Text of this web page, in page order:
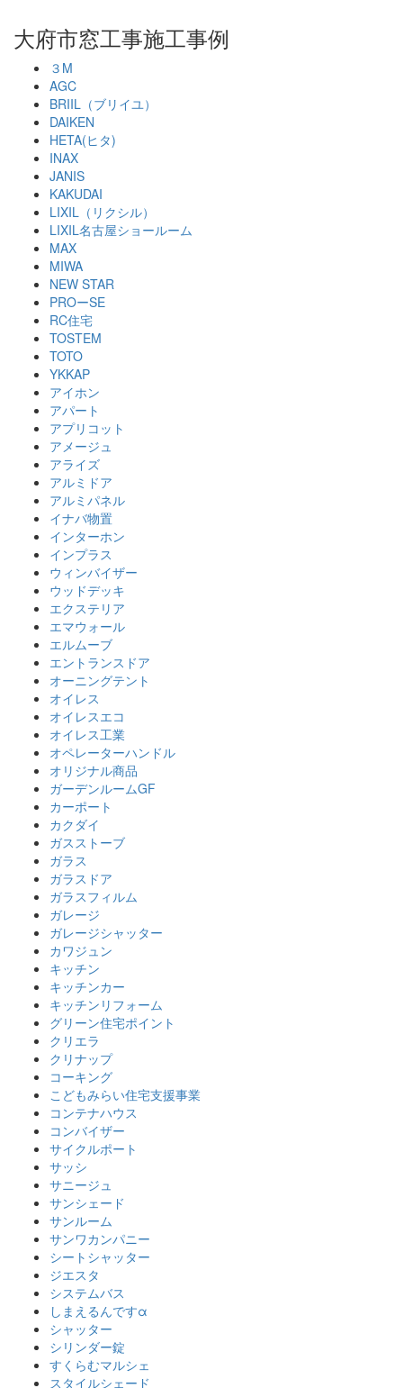
大府市窓工事施工事例
３M
AGC
BRIIL（ブリイユ）
DAIKEN
HETA(ヒタ)
INAX
JANIS
KAKUDAI
LIXIL（リクシル）
LIXIL名古屋ショールーム
MAX
MIWA
NEW STAR
PROーSE
RC住宅
TOSTEM
TOTO
YKKAP
アイホン
アパート
アプリコット
アメージュ
アライズ
アルミドア
アルミパネル
イナバ物置
インターホン
インプラス
ウィンバイザー
ウッドデッキ
エクステリア
エマウォール
エルムーブ
エントランスドア
オーニングテント
オイレス
オイレスエコ
オイレス工業
オペレーターハンドル
オリジナル商品
ガーデンルームGF
カーポート
カクダイ
ガスストーブ
ガラス
ガラスドア
ガラスフィルム
ガレージ
ガレージシャッター
カワジュン
キッチン
キッチンカー
キッチンリフォーム
グリーン住宅ポイント
クリエラ
クリナップ
コーキング
こどもみらい住宅支援事業
コンテナハウス
コンバイザー
サイクルポート
サッシ
サニージュ
サンシェード
サンルーム
サンワカンパニー
シートシャッター
ジエスタ
システムバス
しまえるんですα
シャッター
シリンダー錠
すくらむマルシェ
スタイルシェード